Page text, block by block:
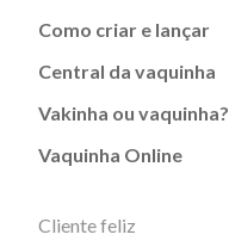
Como criar e lançar
Central da vaquinha
Vakinha ou vaquinha?
Vaquinha Online
Cliente feliz